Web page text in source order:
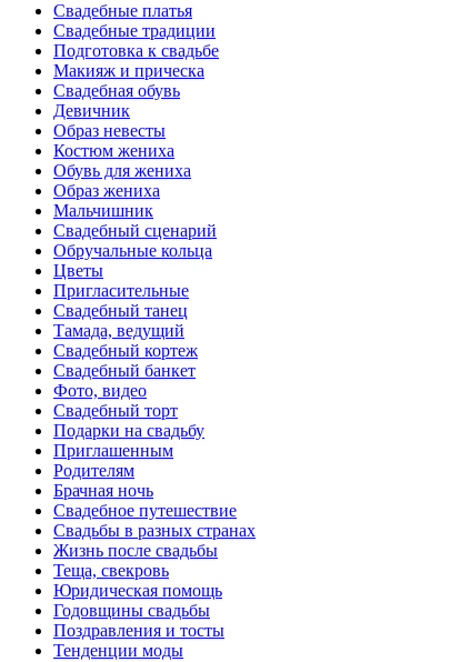
Свадебные платья
Свадебные традиции
Подготовка к свадьбе
Макияж и прическа
Свадебная обувь
Девичник
Образ невесты
Костюм жениха
Обувь для жениха
Образ жениха
Мальчишник
Свадебный сценарий
Обручальные кольца
Цветы
Пригласительные
Свадебный танец
Тамада, ведущий
Свадебный кортеж
Свадебный банкет
Фото, видео
Свадебный торт
Подарки на свадьбу
Приглашенным
Родителям
Брачная ночь
Свадебное путешествие
Свадьбы в разных странах
Жизнь после свадьбы
Теща, свекровь
Юридическая помощь
Годовщины свадьбы
Поздравления и тосты
Тенденции моды